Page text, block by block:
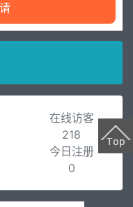
在线访客
218
今日注册
0